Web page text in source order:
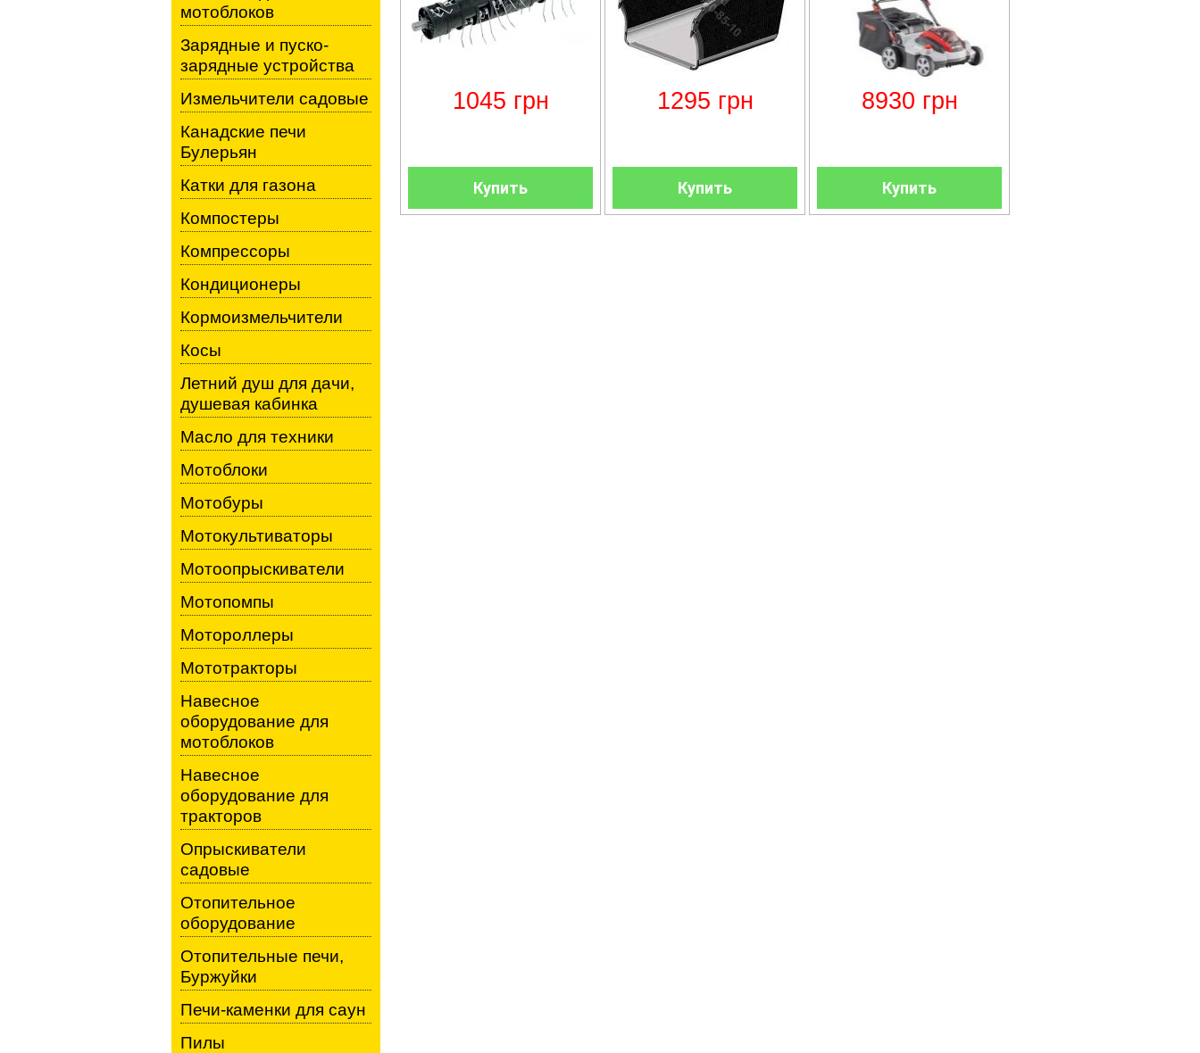
1045 грн
Купить
1295 грн
Купить
8930 грн
Купить
мотоблоков
Зарядные и пуско-
зарядные устройства
Измельчители садовые
Канадские печи
Булерьян
Катки для газона
Компостеры
Компрессоры
Кондиционеры
Кормоизмельчители
Косы
Летний душ для дачи,
душевая кабинка
Масло для техники
Мотоблоки
Мотобуры
Мотокультиваторы
Мотоопрыскиватели
Мотопомпы
Мотороллеры
Мототракторы
Навесное
оборудование для
мотоблоков
Навесное
оборудование для
тракторов
Опрыскиватели
садовые
Отопительное
оборудование
Отопительные печи,
Буржуйки
Печи-каменки для саун
Пилы